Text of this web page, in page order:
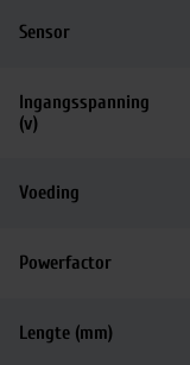
Sensor
Ingangsspanning
(v)
Voeding
Powerfactor
Lengte (mm)